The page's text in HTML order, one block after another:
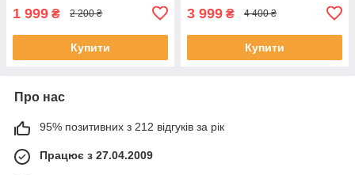
1 999 ₴ 2 200 ₴
Купити
3 999 ₴ 4 400 ₴
Купити
Про нас
95% позитивних з 212 відгуків за рік
Працює з 27.04.2009